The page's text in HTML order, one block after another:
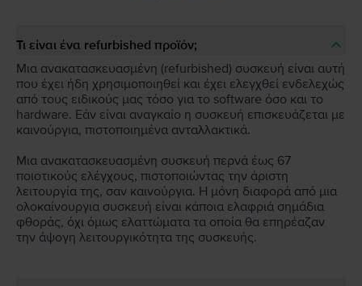
Τι είναι ένα refurbished προϊόν;
Μια ανακατασκευασμένη (refurbished) συσκευή είναι αυτή
που έχει ήδη χρησιμοποιηθεί και έχει ελεγχθεί ενδελεχώς
από τους ειδικούς μας τόσο για το software όσο και το
hardware. Εάν είναι αναγκαίο η συσκευή επισκευάζεται με
καινούργια, πιστοποιημένα ανταλλακτικά.
Μια ανακατασκευασμένη συσκευή περνά έως 67
ποιοτικούς ελέγχους, πιστοποιώντας την άριστη
λειτουργία της, σαν καινούργια. Η μόνη διαφορά από μια
ολοκαίνουργια συσκευή είναι κάποια ελαφριά σημάδια
φθοράς, όχι όμως ελαττώματα τα οποία θα επηρέαζαν
την άψογη λειτουργικότητα της συσκευής.